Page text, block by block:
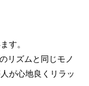
す。
リズムと同じモノ
が心地良くリラッ